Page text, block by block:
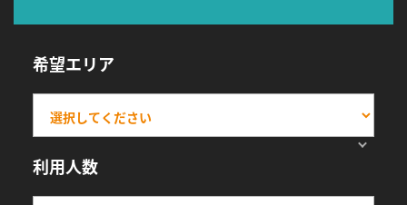
希望エリア
利用人数